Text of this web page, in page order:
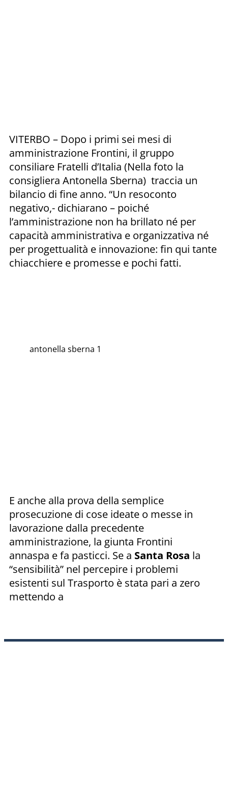
antonella sberna 1
VITERBO – Dopo i primi sei mesi di
amministrazione Frontini, il gruppo
consiliare Fratelli d’Italia (Nella foto la
consigliera Antonella Sberna) traccia un
bilancio di fine anno. “Un resoconto
negativo,- dichiarano – poiché
l’amministrazione non ha brillato né per
capacità amministrativa e organizzativa né
per progettualità e innovazione: fin qui tante
chiacchiere e promesse e pochi fatti.
E anche alla prova della semplice
prosecuzione di cose ideate o messe in
lavorazione dalla precedente
amministrazione, la giunta Frontini
annaspa e fa pasticci. Se a Santa Rosa la
“sensibilità” nel percepire i problemi
esistenti sul Trasporto è stata pari a zero
mettendo a